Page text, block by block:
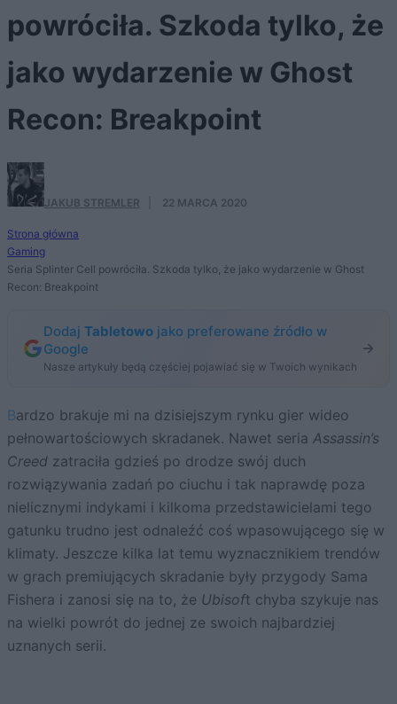
powróciła. Szkoda tylko, że
jako wydarzenie w Ghost
Recon: Breakpoint
JAKUB STREMLER 22 MARCA 2020
Strona główna
Gaming
Seria Splinter Cell powróciła. Szkoda tylko, że jako wydarzenie w Ghost
Recon: Breakpoint
Dodaj Tabletowo jako preferowane źródło w
Google
Nasze artykuły będą częściej pojawiać się w Twoich wynikach
Bardzo brakuje mi na dzisiejszym rynku gier wideo
pełnowartościowych skradanek. Nawet seria Assassin’s
Creed zatraciła gdzieś po drodze swój duch
rozwiązywania zadań po ciuchu i tak naprawdę poza
nielicznymi indykami i kilkoma przedstawicielami tego
gatunku trudno jest odnaleźć coś wpasowującego się w
klimaty. Jeszcze kilka lat temu wyznacznikiem trendów
w grach premiujących skradanie były przygody Sama
Fishera i zanosi się na to, że Ubisoft chyba szykuje nas
na wielki powrót do jednej ze swoich najbardziej
uznanych serii.